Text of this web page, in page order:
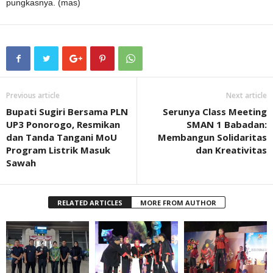
pungkasnya. (mas)
Previous article
Bupati Sugiri Bersama PLN
UP3 Ponorogo, Resmikan
dan Tanda Tangani MoU
Program Listrik Masuk
Sawah
Next article
Serunya Class Meeting
SMAN 1 Babadan:
Membangun Solidaritas
dan Kreativitas
RELATED ARTICLES MORE FROM AUTHOR